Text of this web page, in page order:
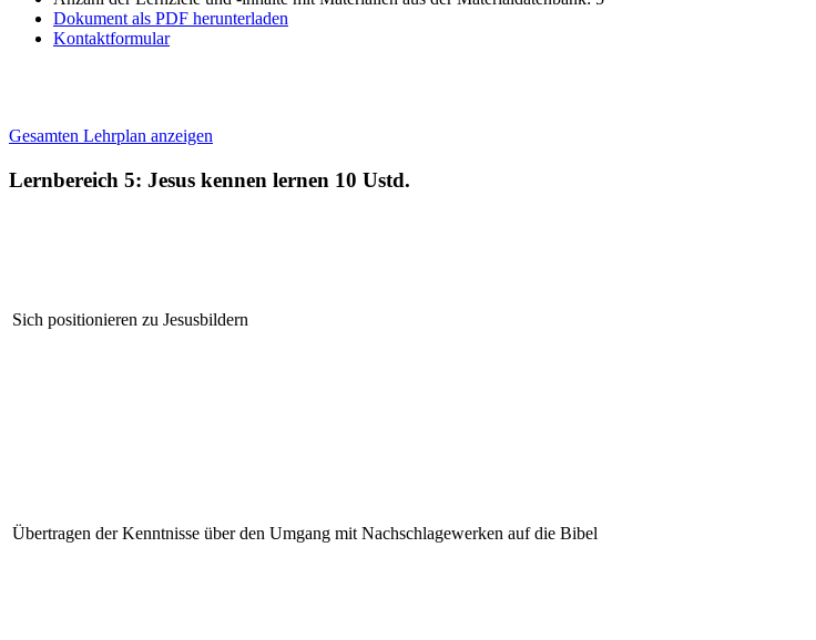
Dokument als PDF herunterladen
Kontaktformular
Gesamten Lehrplan anzeigen
Lernbereich 5: Jesus kennen lernen 10 Ustd.
Sich positionieren zu Jesusbildern
Übertragen der Kenntnisse über den Umgang mit Nachschlagewerken auf die Bibel